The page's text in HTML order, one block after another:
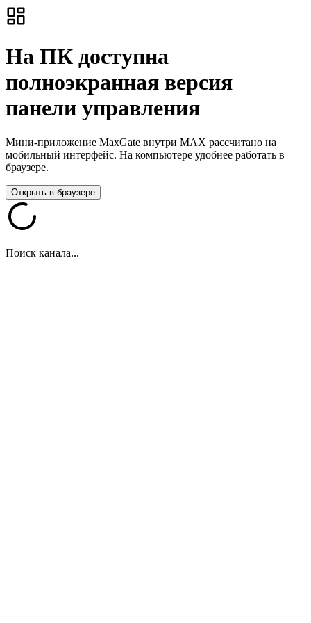
На ПК доступна
полноэкранная версия
панели управления
Мини-приложение MaxGate внутри MAX рассчитано на
мобильный интерфейс. На компьютере удобнее работать в
браузере.
Открыть в браузере
Поиск канала...